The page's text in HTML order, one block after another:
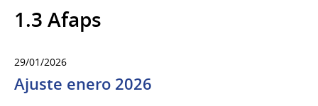
1.3 Afaps
29/01/2026
Ajuste enero 2026